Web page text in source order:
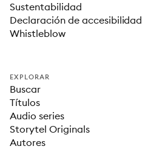
Sustentabilidad
Declaración de accesibilidad
Whistleblow
EXPLORAR
Buscar
Títulos
Audio series
Storytel Originals
Autores